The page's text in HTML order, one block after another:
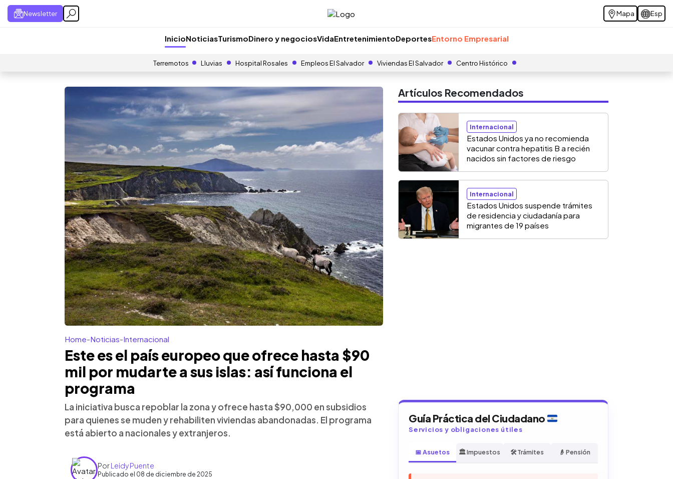
Newsletter Mapa Esp
InicioNoticiasTurismoDinero y negociosVidaEntretenimientoDeportesEntorno Empresarial
Terremotos Lluvias Hospital Rosales Empleos El Salvador Viviendas El Salvador Centro Histórico
Home-Noticias-Internacional
Este es el país europeo que ofrece hasta $90
mil por mudarte a sus islas: así funciona el
programa
La iniciativa busca repoblar la zona y ofrece hasta $90,000 en subsidios
para quienes se muden y rehabiliten viviendas abandonadas. El programa
está abierto a nacionales y extranjeros.
PorLeidy Puente
Publicado el 08 de diciembre de 2025
Artículos Recomendados
Internacional
Estados Unidos ya no recomienda
vacunar contra hepatitis B a recién
nacidos sin factores de riesgo
Internacional
Estados Unidos suspende trámites
de residencia y ciudadanía para
migrantes de 19 países
Guía Práctica del Ciudadano
Servicios y obligaciones útiles
📅 Asuetos 🏛️ Impuestos 🛠️ Trámites 👴 Pensión